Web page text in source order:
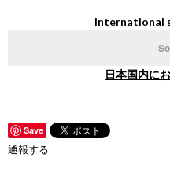
International
日本国内に
Save
通報する